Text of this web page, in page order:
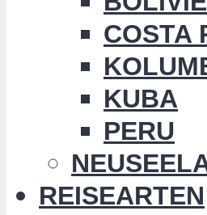
COSTA
KUBA
PERU
REISEARTEN